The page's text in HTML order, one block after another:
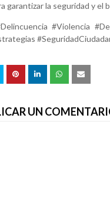
garantizar la seguridad y
#Violencia
UN